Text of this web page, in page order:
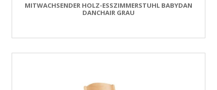
MITWACHSENDER HOLZ-ESSZIMMERSTUHL BABYDAN
DANCHAIR GRAU